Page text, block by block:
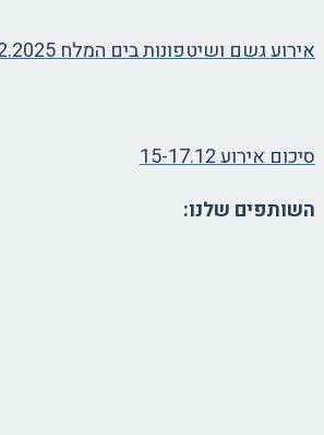
אירוע גשם ושיטפונות בים המלח 27-29.12.2025
סיכום אירוע 15-17.12
השותפים שלנו: